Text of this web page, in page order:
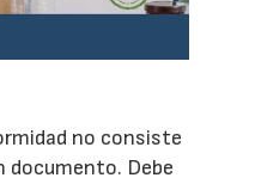
no consiste
documento. Debe